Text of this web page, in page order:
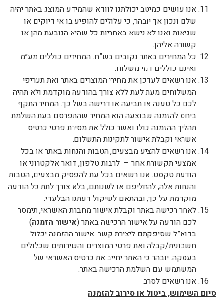
אנו עושים כמיטב יכולתנו לוודא שהמידע המוצג באתר יהיה
שלם ונכון אך יובהר, כי עלולים להופיע בו אי דיוקים או
שגיאות ואנו לא נישא באחריות כל שהיא הנובעת מהן או
קשורה אליהן.
כל המחירים באתר נקובים בש”ח. המחירים כוללים מע״מ
ואינם כוללים דמי משלוח.
אנו רשאים לעדכן את מחירי המוצרים באתר ואת תעריפי
המשלוחים מעת לעת ללא צורך בהודעה מוקדמת ולא תהיה
לכם כל טענה או תביעה או דרישה בשל כך. המחיר התקף
ביחס להזמנה שבוצעה הוא המחיר שהתפרסם בעת השלמת
תהליך ההזמנה כולו ואשר כולל את מסירת פרטי כרטיס
אשראי וקבלת אישור לתקינות התשלום.
אנו רשאים להציע מבצעים, הטבות והנחות באתר או בכל
אמצעי תקשורת אחר – לרבות טלפון, דואר אלקטרוני או
הודעת טקסט. אנו רשאים בכל עת להפסיק מבצעים, הטבות
והנחות אלה, להחליפם או לשנותם, בלא צורך לתת כל הודעה
מוקדמת על כך, ובהתאם לשיקול דעתנו הבלעדי.
לאחר רכישה באתר וקבלת אישור מחברת האשראי, תימסר
לכם הודעה על אישור הרכישה באתר (אישור הזמנה)
בדוא”ל שסיפקתם ליצירת קשר. אישור ההזמנה יכלול
חשבונית/קבלה ואת פרטי המוצרים והשירותים שכלולים
בעסקה. יובהר כי האתר יחייב את כרטיס האשראי של
המשתמש עם השלמת הרכישה באתר.
אנו רשאים לסרב
סיום השימוש, ביטול או סירוב להזמנה